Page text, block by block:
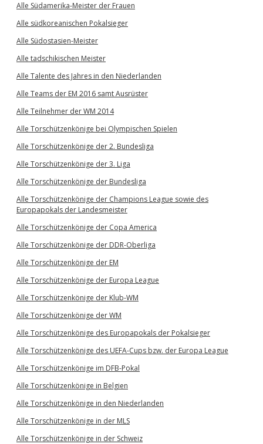
Alle Südamerika-Meister der Frauen
Alle südkoreanischen Pokalsieger
Alle Südostasien-Meister
Alle tadschikischen Meister
Alle Talente des Jahres in den Niederlanden
Alle Teams der EM 2016 samt Ausrüster
Alle Teilnehmer der WM 2014
Alle Torschützenkönige bei Olympischen Spielen
Alle Torschützenkönige der 2. Bundesliga
Alle Torschützenkönige der 3. Liga
Alle Torschützenkönige der Bundesliga
Alle Torschützenkönige der Champions League sowie des
Europapokals der Landesmeister
Alle Torschützenkönige der Copa America
Alle Torschützenkönige der DDR-Oberliga
Alle Torschützenkönige der EM
Alle Torschützenkönige der Europa League
Alle Torschützenkönige der Klub-WM
Alle Torschützenkönige der WM
Alle Torschützenkönige des Europapokals der Pokalsieger
Alle Torschützenkönige des UEFA-Cups bzw. der Europa League
Alle Torschützenkönige im DFB-Pokal
Alle Torschützenkönige in Belgien
Alle Torschützenkönige in den Niederlanden
Alle Torschützenkönige in der MLS
Alle Torschützenkönige in der Schweiz